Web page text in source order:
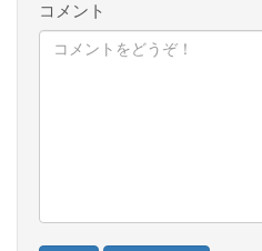
コメント